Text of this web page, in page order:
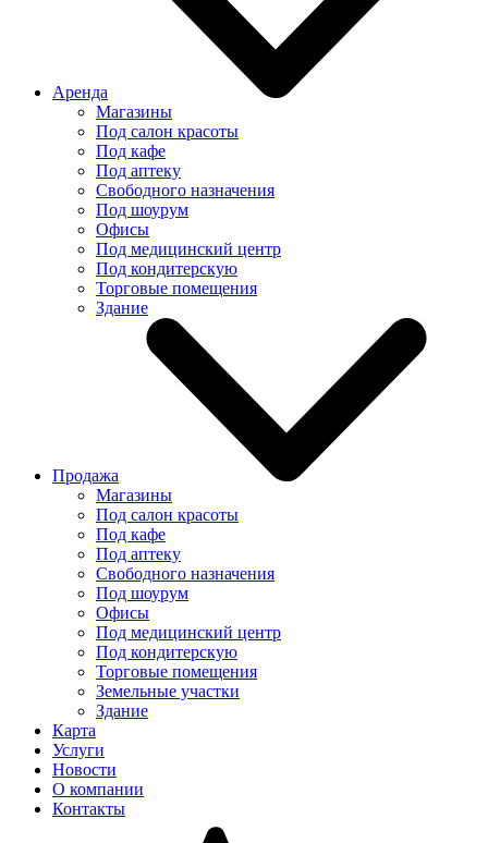
Аренда
Магазины
Под салон красоты
Под кафе
Под аптеку
Свободного назначения
Под шоурум
Офисы
Под медицинский центр
Под кондитерскую
Торговые помещения
Здание
Продажа
Магазины
Под салон красоты
Под кафе
Под аптеку
Свободного назначения
Под шоурум
Офисы
Под медицинский центр
Под кондитерскую
Торговые помещения
Земельные участки
Здание
Карта
Услуги
Новости
О компании
Контакты